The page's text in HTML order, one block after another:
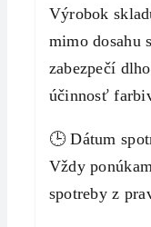
Výrobok
mimo dosahu
zabezpečí
účinnosť
🕒 Dátum
Vždy
spotreby z